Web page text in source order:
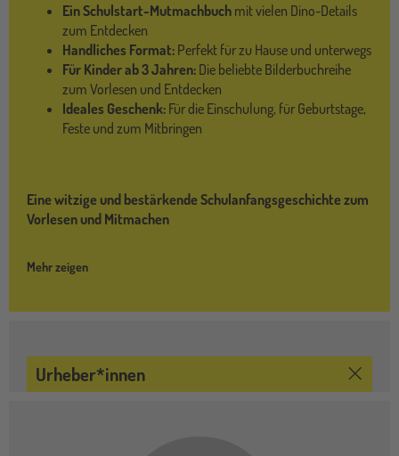
Ein Schulstart-Mutmachbuch mit vielen Dino-Details
zum Entdecken
Handliches Format: Perfekt für zu Hause und unterwegs
Für Kinder ab 3 Jahren: Die beliebte Bilderbuchreihe
zum Vorlesen und Entdecken
Ideales Geschenk: Für die Einschulung, für Geburtstage,
Feste und zum Mitbringen
Eine witzige und bestärkende Schulanfangsgeschichte zum
Vorlesen und Mitmachen
Mehr zeigen
Urheber*innen